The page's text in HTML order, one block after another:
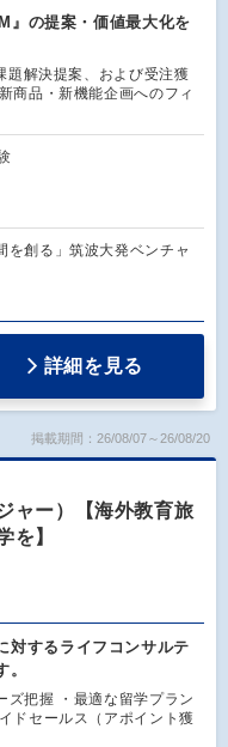
』の提案・価値最大化を
題解決提案、および受注獲
商品・新機能企画へのフィ
創る」筑波大発ベンチャ
詳細を見る
掲載期間：26/08/07～26/08/20
ャー）【海外教育旅
を】
対するライフコンサルテ
ズ把握 ・最適な留学プラン
ドセールス（アポイント獲